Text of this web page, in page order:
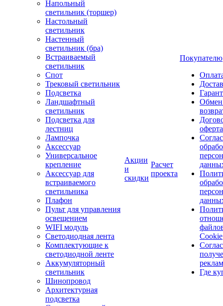
Напольный
светильник (торшер)
Настольный
светильник
Настенный
светильник (бра)
Встраиваемый
светильник
Спот
Трековый светильник
Подсветка
Ландшафтный
светильник
Подсветка для
лестниц
Лампочка
Аксессуар
Универсальное
крепление
Аксессуар для
встраиваемого
светильника
Плафон
Пульт для управления
освещением
WIFI модуль
Светодиодная лента
Комплектующие к
светодиодной ленте
Аккумуляторный
светильник
Шинопровод
Архитектурная
подсветка
Акции
и
скидки
Расчет
проекта
Покупателю
оферта
Cookie
Где